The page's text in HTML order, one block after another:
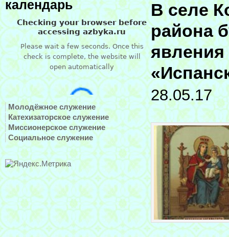
календарь
Молодёжное служение
Катехизаторское служение
Миссионерское служение
Социальное служение
В селе
района
28.05.17